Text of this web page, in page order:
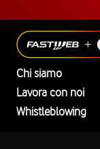
Chi siamo
Lavora con noi
Whistleblowing